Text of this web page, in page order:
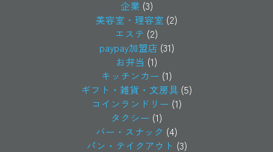
企業 (3)
美容室・理容室 (2)
エステ (2)
paypay加盟店 (31)
お弁当 (1)
キッチンカー (1)
ギフト・雑貨・文房具 (5)
コインランドリー (1)
タクシー (1)
バー・スナック (4)
パン・テイクアウト (3)